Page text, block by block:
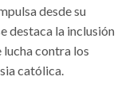
desde su
destaca la inclusión
lucha contra los
católica.